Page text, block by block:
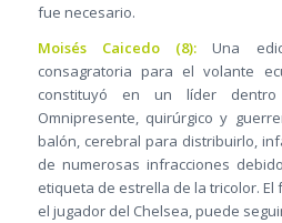
fue necesario.
Moisés Caicedo (8): Una
consagratoria para el volante
constituyó en un líder
Omnipresente, quirúrgico y
balón, cerebral para distribuirlo,
de numerosas infracciones
etiqueta de estrella de la tricolor.
el jugador del Chelsea, puede